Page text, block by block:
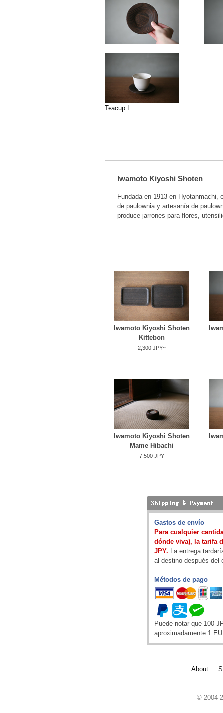
Teacup L
Iwamoto Kiyoshi Shoten
Fundada en 1913 en Hyotanmachi,
de paulownia y artesanía de
produce jarrones para flores,
Iwamoto Kiyoshi Shoten
Kittebon
2,300 JPY~
Iwamoto Kiyoshi Shoten
Mame Hibachi
7,500 JPY
Gastos de envío
Para cualquier
dónde viva), la tarifa
JPY. La entrega
al destino después del
Métodos de pago
Puede notar que 100
aproximadamente 1
About
© 2004-